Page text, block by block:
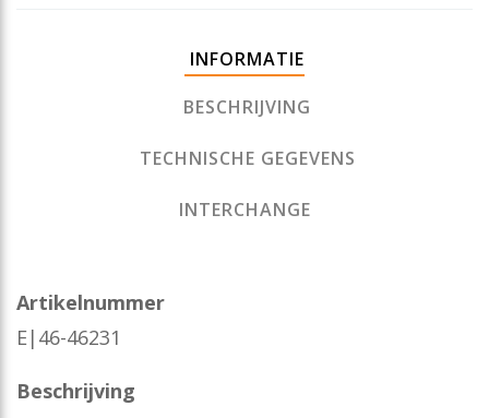
INFORMATIE
BESCHRIJVING
TECHNISCHE GEGEVENS
INTERCHANGE
Artikelnummer
E|46-46231
Beschrijving